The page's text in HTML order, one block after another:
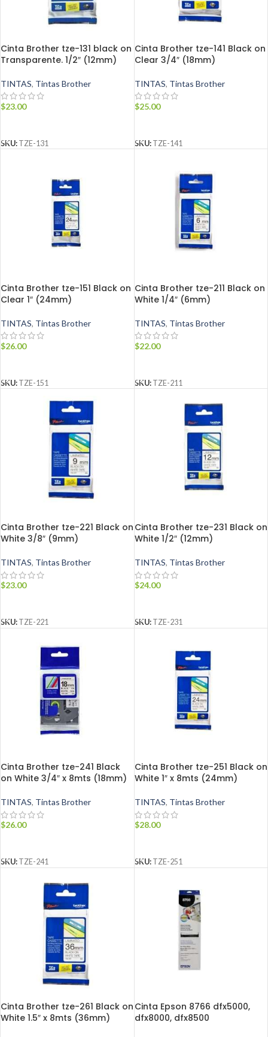
Cinta Brother tze-131 black on
Transparente. 1/2″ (12mm)
TINTAS, Tintas Brother
$23.00
SKU: TZE-131
Cinta Brother tze-141 Black on
Clear 3/4″ (18mm)
TINTAS, Tintas Brother
$25.00
SKU: TZE-141
Cinta Brother tze-151 Black on
Clear 1″ (24mm)
TINTAS, Tintas Brother
$26.00
SKU: TZE-151
Cinta Brother tze-211 Black on
White 1/4″ (6mm)
TINTAS, Tintas Brother
$22.00
SKU: TZE-211
Cinta Brother tze-221 Black on
White 3/8″ (9mm)
TINTAS, Tintas Brother
$23.00
SKU: TZE-221
Cinta Brother tze-231 Black on
White 1/2″ (12mm)
TINTAS, Tintas Brother
$24.00
SKU: TZE-231
Cinta Brother tze-241 Black
on White 3/4″ x 8mts (18mm)
TINTAS, Tintas Brother
$26.00
SKU: TZE-241
Cinta Brother tze-251 Black on
White 1″ x 8mts (24mm)
TINTAS, Tintas Brother
$28.00
SKU: TZE-251
Cinta Brother tze-261 Black on
White 1.5″ x 8mts (36mm)
Cinta Epson 8766 dfx5000,
dfx8000, dfx8500